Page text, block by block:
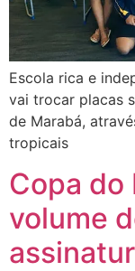
Escola rica e
vai trocar placas
de Marabá,
tropicais
Copa do
volume